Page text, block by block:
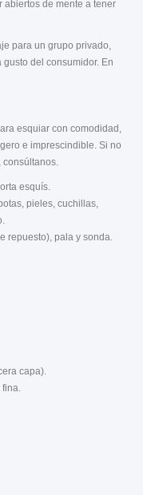
de mente a tener
para un grupo privado,
del consumidor. En
esquiar con comodidad,
e imprescindible. Si no
consúltanos.
esquís.
pieles, cuchillas,
repuesto), pala y sonda.
capa).
fina.